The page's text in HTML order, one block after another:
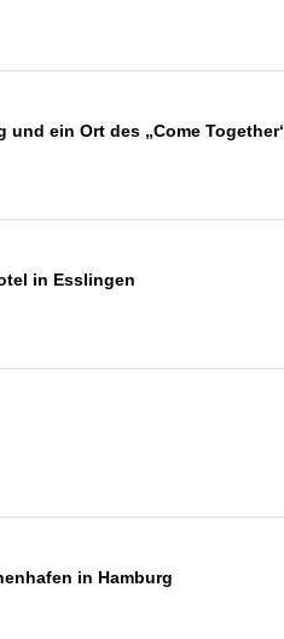
ein Ort des „Come
in Esslingen
in Hamburg